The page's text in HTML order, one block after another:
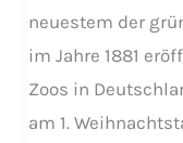
neuestem der
im Jahre 1881
Zoos in
am 1.